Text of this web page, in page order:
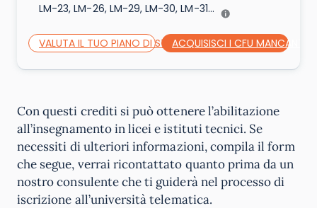
LM-23, LM-26, LM-29, LM-30, LM-31...
VALUTA IL TUO PIANO DI STUDIACQUISISCI I CFU MANCANTI
Con questi crediti si può ottenere l’abilitazione
all’insegnamento in licei e istituti tecnici. Se
necessiti di ulteriori informazioni, compila il form
che segue, verrai ricontattato quanto prima da un
nostro consulente che ti guiderà nel processo di
iscrizione all’università telematica.